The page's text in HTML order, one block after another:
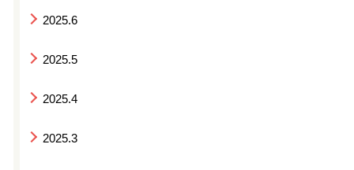
2025.6
2025.5
2025.4
2025.3